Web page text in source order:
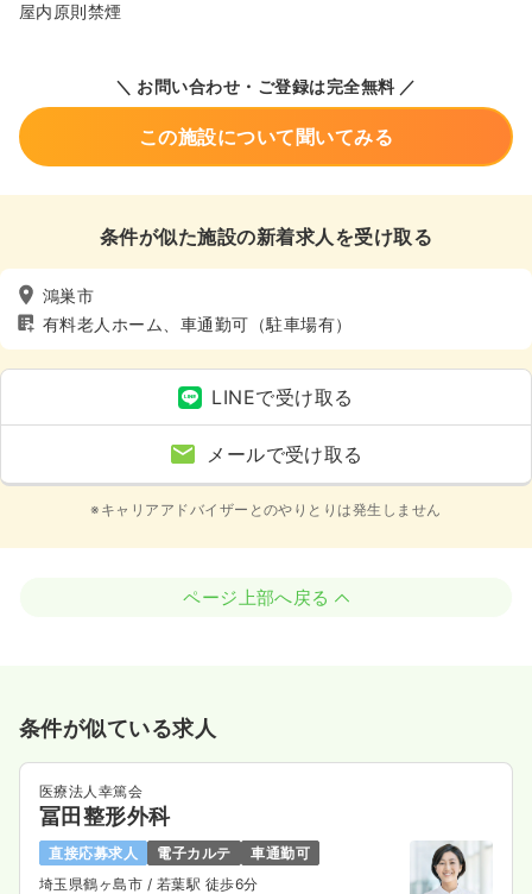
屋内原則禁煙
＼ お問い合わせ・ご登録は完全無料 ／
この施設について聞いてみる
条件が似た施設の新着求人を受け取る
鴻巣市
有料老人ホーム、車通勤可（駐車場有）
LINEで受け取る
メールで受け取る
※キャリアアドバイザーとのやりとりは発生しません
ページ上部へ戻る
条件が似ている求人
医療法人幸篤会
冨田整形外科
直接応募求人 電子カルテ
車通勤可
埼玉県鶴ヶ島市 / 若葉駅 徒歩6分